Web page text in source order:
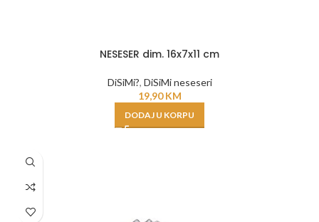
NESESER dim. 16x7x11 cm
DiSiMi?, DiSiMi neseseri
19,90KM
DODAJ U KORPU